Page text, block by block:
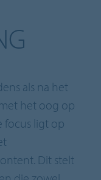
als na het
het oog op
focus ligt op
Dit stelt